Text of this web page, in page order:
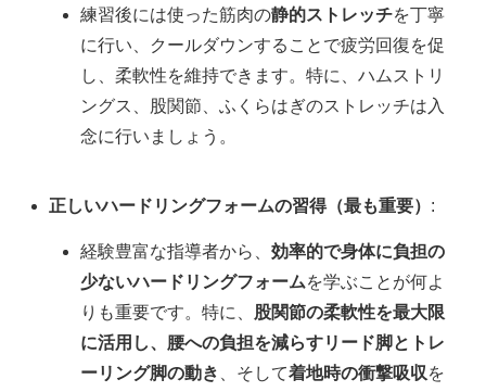
練習後には使った筋肉の静的ストレッチを丁寧
に行い、クールダウンすることで疲労回復を促
し、柔軟性を維持できます。特に、ハムストリ
ングス、股関節、ふくらはぎのストレッチは入
念に行いましょう。
正しいハードリングフォームの習得（最も重要） :
経験豊富な指導者から、効率的で身体に負担の
少ないハードリングフォームを学ぶことが何よ
りも重要です。特に、 股関節の柔軟性を最大限
に活用し、腰への負担を減らすリード脚とトレ
ーリング脚の動き
、そして着地時の衝撃吸収 を